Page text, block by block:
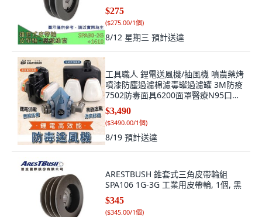
$275
($275.00/1個)
8/12 星期三 預計送達
工具職人 鋰電送風機/抽風機 噴農藥烤
噴漆防塵過濾棉濾毒罐過濾罐 3M防疫
7502防毒面具6200面罩醫療N95口罩,
1個, 鋰電防毒送風機－標準款,搭：複
合碳防塵濾芯組（適防塵＆輕度防毒）
$3,490
($3490.00/1個)
8/19 預計送達
ARESTBUSH 錐套式三角皮帶輪組
SPA106 1G-3G 工業用皮帶輪, 1個, 黑
$345
($345.00/1個)